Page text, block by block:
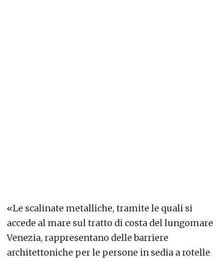
«Le scalinate metalliche, tramite le quali si
accede al mare sul tratto di costa del lungomare
Venezia, rappresentano delle barriere
architettoniche per le persone in sedia a rotelle